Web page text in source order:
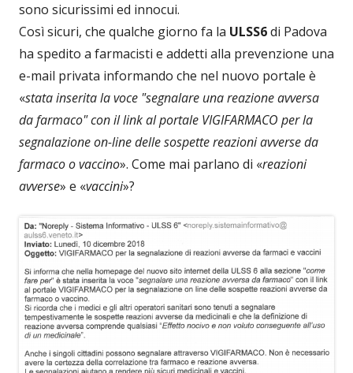
sono sicurissimi ed innocui.
Così sicuri, che qualche giorno fa la ULSS6di Padova
ha spedito a farmacisti e addetti alla prevenzione una
e-mail privata informando che nel nuovo portale è
«stata inserita la voce "segnalare una reazione avversa
da farmaco" con il link al portale VIGIFARMACO per la
segnalazione on-line delle sospette reazioni avverse da
farmaco o vaccino». Come mai parlano di «reazioni
avverse» e «vaccini»?